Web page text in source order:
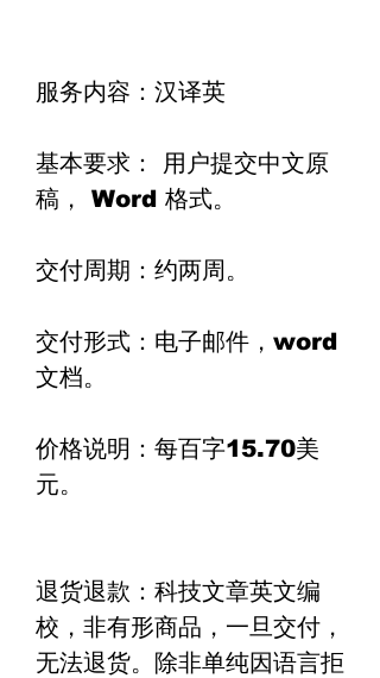
服务内容： 汉译英
基本要求： 用户提交中文原
稿，
Word 格式。
交付周期： 约两周。
交付形式： 电子邮件， word
文档。
价格说明： 每百字15.70美
元。
退货退款： 科技文章英文编
校，非有形商品，一旦交付，
无法退货。除非单纯因语言拒